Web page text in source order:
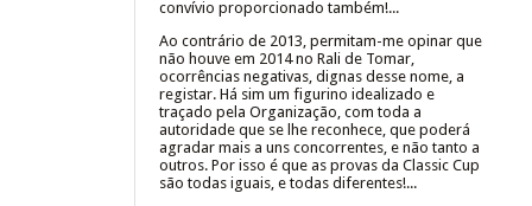
convívio proporcionado também!...
Ao contrário de 2013, permitam-me opinar que
não houve em 2014 no Rali de Tomar,
ocorrências negativas, dignas desse nome, a
registar. Há sim um figurino idealizado e
traçado pela Organização, com toda a
autoridade que se lhe reconhece, que poderá
agradar mais a uns concorrentes, e não tanto a
outros. Por isso é que as provas da Classic Cup
são todas iguais, e todas diferentes!...